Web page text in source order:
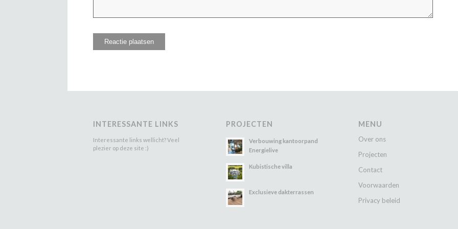
INTERESSANTE LINKS
Interessante links wellicht? Veel
plezier op deze site :)
PROJECTEN
Verbouwing kantoorpand
Energielive
Kubistische villa
Exclusieve dakterrassen
MENU
Over ons
Projecten
Contact
Voorwaarden
Privacy beleid